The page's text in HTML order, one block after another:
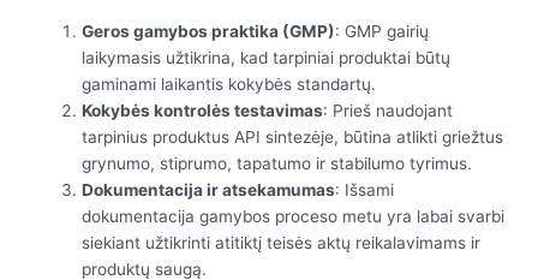
Geros gamybos praktika (GMP): GMP gairių
laikymasis užtikrina, kad tarpiniai produktai būtų
gaminami laikantis kokybės standartų.
Kokybės kontrolės testavimas: Prieš naudojant
tarpinius produktus API sintezėje, būtina atlikti griežtus
grynumo, stiprumo, tapatumo ir stabilumo tyrimus.
Dokumentacija ir atsekamumas: Išsami
dokumentacija gamybos proceso metu yra labai svarbi
siekiant užtikrinti atitiktį teisės aktų reikalavimams ir
produktų saugą.